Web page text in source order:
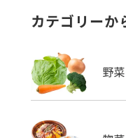
カテゴリーか